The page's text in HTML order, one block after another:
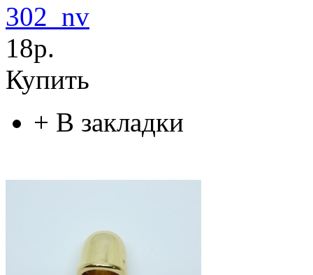
302_nv
18р.
Купить
+ В закладки